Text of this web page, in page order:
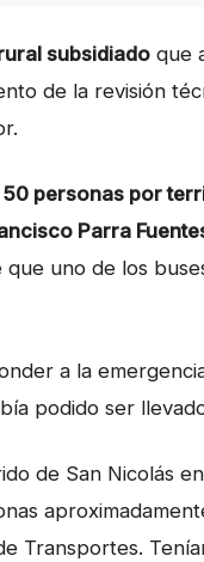
subsidiado que
de la revisión
50 personas por
Parra
uno de los
a la
podido ser
de San Nicolás
Transportes.